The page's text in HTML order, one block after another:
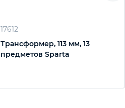
17612
Трансформер, 113 мм, 13
предметов Sparta